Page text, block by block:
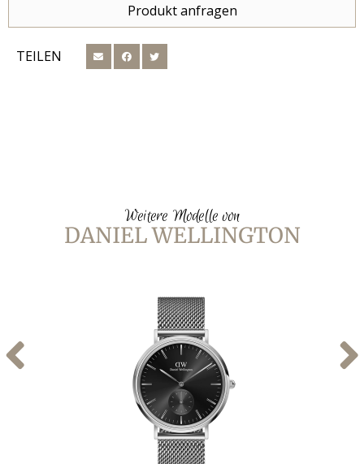
Produkt anfragen
TEILEN
Weitere Modelle von
DANIEL WELLINGTON